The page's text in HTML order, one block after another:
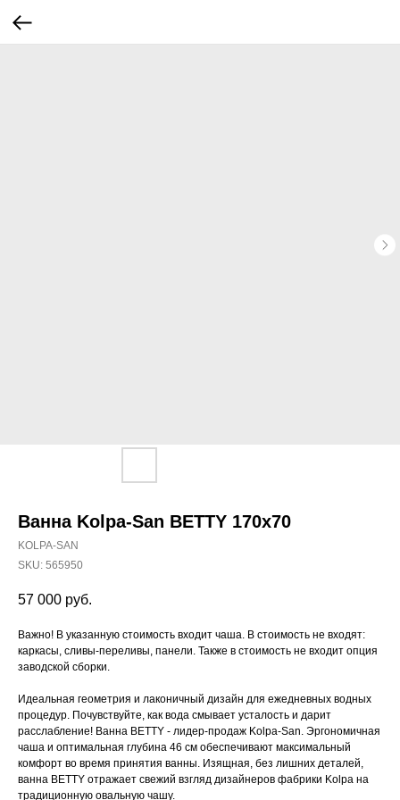
Ванна Kolpa-San BETTY 170x70
KOLPA-SAN
SKU: 565950
57 000 руб.
Важно! В указанную стоимость входит чаша. В стоимость не входят:
каркасы, сливы-переливы, панели. Также в стоимость не входит опция
заводской сборки.
Идеальная геометрия и лаконичный дизайн для ежедневных водных
процедур. Почувствуйте, как вода смывает усталость и дарит
расслабление! Ванна BETTY - лидер-продаж Kolpa-San. Эргономичная
чаша и оптимальная глубина 46 см обеспечивают максимальный
комфорт во время принятия ванны. Изящная, без лишних деталей,
ванна BETTY отражает свежий взгляд дизайнеров фабрики Kolpa на
традиционную овальную чашу.